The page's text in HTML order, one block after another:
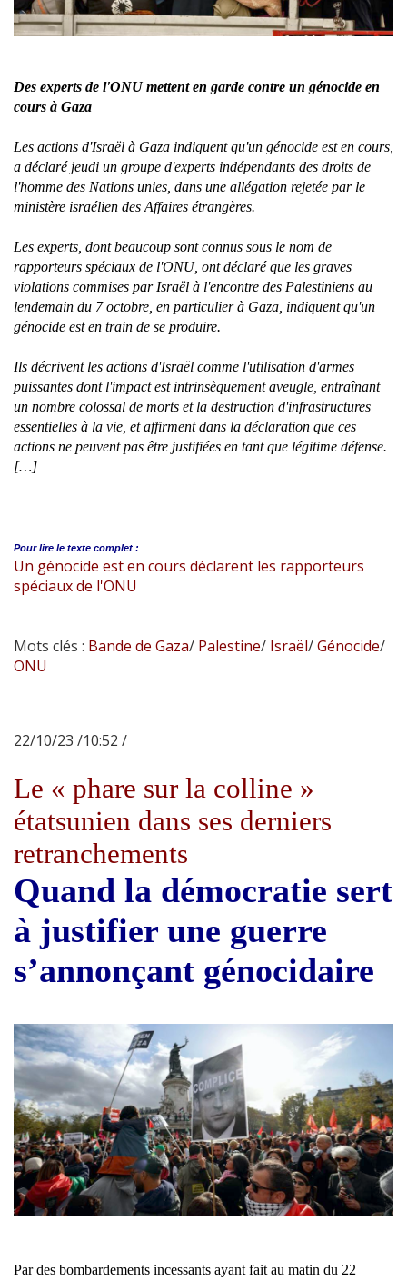
Des experts de l'ONU mettent en garde contre un génocide en
cours à Gaza
Les actions d'Israël à Gaza indiquent qu'un génocide est en cours,
a déclaré jeudi un groupe d'experts indépendants des droits de
l'homme des Nations unies, dans une allégation rejetée par le
ministère israélien des Affaires étrangères.
Les experts, dont beaucoup sont connus sous le nom de
rapporteurs spéciaux de l'ONU, ont déclaré que les graves
violations commises par Israël à l'encontre des Palestiniens au
lendemain du 7 octobre, en particulier à Gaza, indiquent qu'un
génocide est en train de se produire.
Ils décrivent les actions d'Israël comme l'utilisation d'armes
puissantes dont l'impact est intrinsèquement aveugle, entraînant
un nombre colossal de morts et la destruction d'infrastructures
essentielles à la vie, et affirment dans la déclaration que ces
actions ne peuvent pas être justifiées en tant que légitime défense.
[…]
Pour lire le texte complet :
Un génocide est en cours déclarent les rapporteurs
spéciaux de l'ONU
Mots clés : Bande de Gaza/ Palestine/ Israël/Génocide/
ONU
22/10/23 /10:52 /
Le « phare sur la colline »
étatsunien dans ses derniers
retranchements
Quand la démocratie sert
à justifier une guerre
s’annonçant génocidaire
Par des bombardements incessants ayant fait au matin du 22